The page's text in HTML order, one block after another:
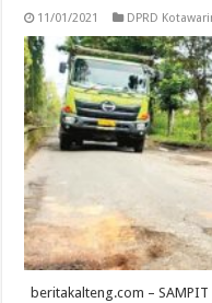
11/01/2021 DPRD
beritakalteng.com –